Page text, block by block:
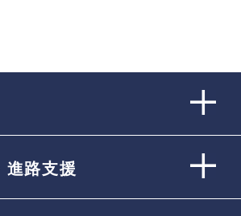
進路支援